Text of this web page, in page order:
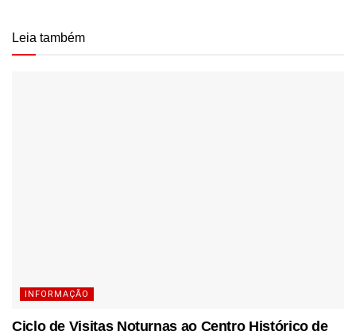
Leia também
INFORMAÇÃO
Ciclo de Visitas Noturnas ao Centro Histórico de